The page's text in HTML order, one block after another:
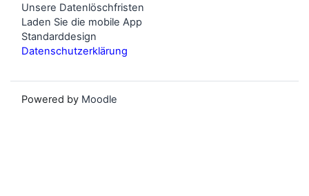
Unsere Datenlöschfristen
Laden Sie die mobile App
Standarddesign
Datenschutzerklärung
Powered by Moodle